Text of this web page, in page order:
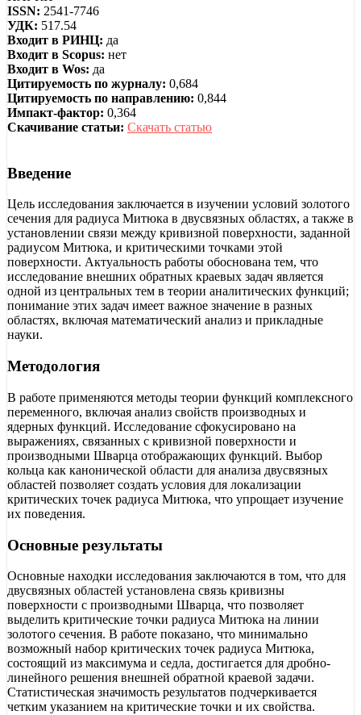
ISSN: 2541-7746
УДК: 517.54
Входит в РИНЦ: да
Входит в Scopus: нет
Входит в Wos: да
Цитируемость по журналу: 0,684
Цитируемость по направлению: 0,844
Импакт-фактор: 0,364
Скачивание статьи: Скачать статью
Введение
Цель исследования заключается в изучении условий золотого
сечения для радиуса Митюка в двусвязных областях, а также в
установлении связи между кривизной поверхности, заданной
радиусом Митюка, и критическими точками этой
поверхности. Актуальность работы обоснована тем, что
исследование внешних обратных краевых задач является
одной из центральных тем в теории аналитических функций;
понимание этих задач имеет важное значение в разных
областях, включая математический анализ и прикладные
науки.
Методология
В работе применяются методы теории функций комплексного
переменного, включая анализ свойств производных и
ядерных функций. Исследование сфокусировано на
выражениях, связанных с кривизной поверхности и
производными Шварца отображающих функций. Выбор
кольца как канонической области для анализа двусвязных
областей позволяет создать условия для локализации
критических точек радиуса Митюка, что упрощает изучение
их поведения.
Основные результаты
Основные находки исследования заключаются в том, что для
двусвязных областей установлена связь кривизны
поверхности с производными Шварца, что позволяет
выделить критические точки радиуса Митюка на линии
золотого сечения. В работе показано, что минимально
возможный набор критических точек радиуса Митюка,
состоящий из максимума и седла, достигается для дробно-
линейного решения внешней обратной краевой задачи.
Статистическая значимость результатов подчеркивается
четким указанием на критические точки и их свойства.